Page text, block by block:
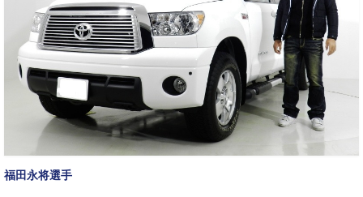
福田永将選手